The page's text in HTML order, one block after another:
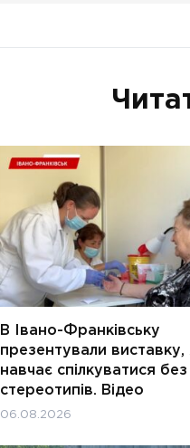
В Івано-Франківську
презентували виставку,
навчає спілкуватися без
стереотипів. Відео
06.08.2026